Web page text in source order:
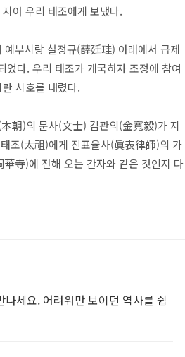
어 우리 태조에게 보냈다.
부시랑 설정규(薛廷珪) 아래에서 급제
다. 우리 태조가 개국하자 조정에 참여
시호를 내렸다.
朝)의 문사(文士) 김관의(金寬毅)가 지
조(太祖)에게 진표율사(眞表律師)의 가
寺)에 전해 오는 간자와 같은 것인지 다
세요. 어려워만 보이던 역사를 쉽